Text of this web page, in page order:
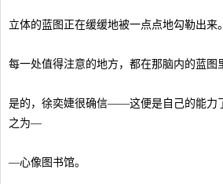
立体的蓝图正在缓缓地被一点点地勾勒出来。
每一处值得注意的地方，都在那脑内的蓝图
是的，徐奕婕很确信——这便是自己的能力
之为—
—心像图书馆。